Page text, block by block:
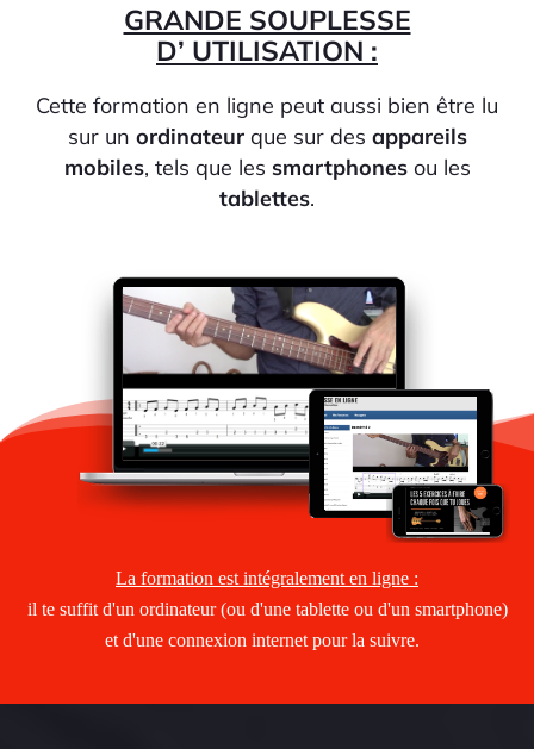
GRANDE SOUPLESSE
D’ UTILISATION :
Cette formation en ligne peut aussi bien être lu
sur un ordinateurque sur des appareils
mobiles, tels que les smartphonesou les
tablettes.
La formation est intégralement en ligne :
il te suffit d'un ordinateur (ou d'une tablette ou d'un smartphone)
et d'une connexion internet pour la suivre.